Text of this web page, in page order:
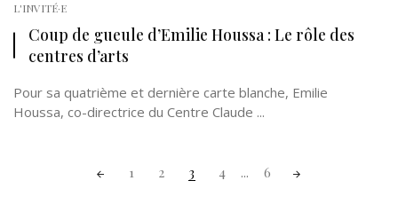
L'INVITÉ·E
Coup de gueule d’Emilie Houssa : Le rôle des
centres d’arts
Pour sa quatrième et dernière carte blanche, Emilie
Houssa, co-directrice du Centre Claude ...
1 2 3 4 ... 6